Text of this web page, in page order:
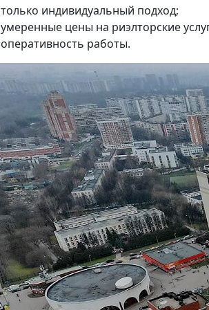
только индивидуальный подход;
умеренные цены на риэлторские
оперативность работы.